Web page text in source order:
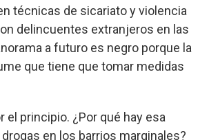
técnicas de sicariato y violencia
delincuentes extranjeros en las
a futuro es negro porque la
que tiene que tomar medidas
el principio. ¿Por qué hay esa
en los barrios marginales?